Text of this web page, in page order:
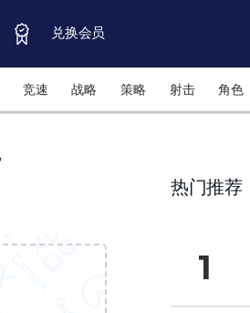
兑换会员
竞速 战略 策略 射击 角色
热门推荐